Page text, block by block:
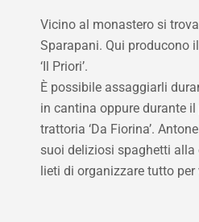
Vicino al monastero si
Sparapani. Qui producono
‘Il Priori’.
È possibile assaggiarli
in cantina oppure durante il
trattoria ‘Da Fiorina’.
suoi deliziosi spaghetti alla
lieti di organizzare tutto per